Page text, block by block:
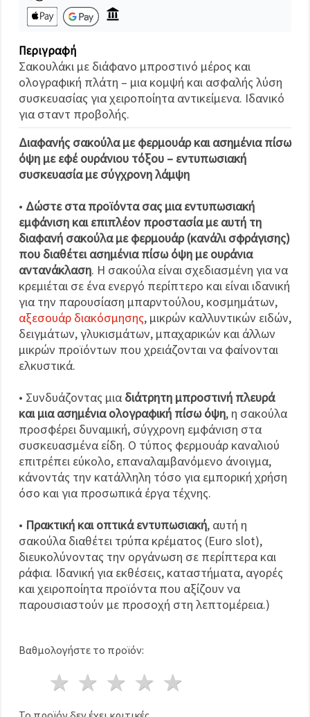
Ρυθμίσεις
Περιγραφή
Σακουλάκι με διάφανο μπροστινό μέρος και
ολογραφική πλάτη – μια κομψή και ασφαλής λύση
συσκευασίας για χειροποίητα αντικείμενα. Ιδανικό
για σταντ προβολής.
Διαφανής σακούλα με φερμουάρ και ασημένια πίσω
όψη με εφέ ουράνιου τόξου – εντυπωσιακή
συσκευασία με σύγχρονη λάμψη
• Δώστε στα προϊόντα σας μια εντυπωσιακή
εμφάνιση και επιπλέον προστασία με αυτή τη
διαφανή σακούλα με φερμουάρ (κανάλι σφράγισης)
που διαθέτει ασημένια πίσω όψη με ουράνια
αντανάκλαση. Η σακούλα είναι σχεδιασμένη για να
κρεμιέται σε ένα ενεργό περίπτερο και είναι ιδανική
για την παρουσίαση μπαρντούλου, κοσμημάτων,
αξεσουάρ διακόσμησης, μικρών καλλυντικών ειδών,
δειγμάτων, γλυκισμάτων, μπαχαρικών και άλλων
μικρών προϊόντων που χρειάζονται να φαίνονται
ελκυστικά.
• Συνδυάζοντας μια διάτρητη μπροστινή πλευρά
και μια ασημένια ολογραφική πίσω όψη, η σακούλα
προσφέρει δυναμική, σύγχρονη εμφάνιση στα
συσκευασμένα είδη. Ο τύπος φερμουάρ καναλιού
επιτρέπει εύκολο, επαναλαμβανόμενο άνοιγμα,
κάνοντάς την κατάλληλη τόσο για εμπορική χρήση
όσο και για προσωπικά έργα τέχνης.
• Πρακτική και οπτικά εντυπωσιακή, αυτή η
σακούλα διαθέτει τρύπα κρέματος (Euro slot),
διευκολύνοντας την οργάνωση σε περίπτερα και
ράφια. Ιδανική για εκθέσεις, καταστήματα, αγορές
και χειροποίητα προϊόντα που αξίζουν να
παρουσιαστούν με προσοχή στη λεπτομέρεια.)
Βαθμολογήστε το προϊόν:
4 Αστέρια
3 Αστέρια
2 Αστέρια
1 Αστέρι